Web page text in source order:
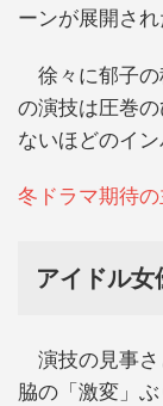
ーンが展開され
徐々に郁子の
の演技は圧巻
ないほどのイン
冬ドラマ期待
アイドル
演技の見事さ
脇の「激変」